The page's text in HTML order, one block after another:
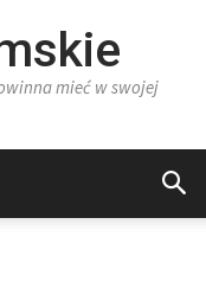
mieć w swojej